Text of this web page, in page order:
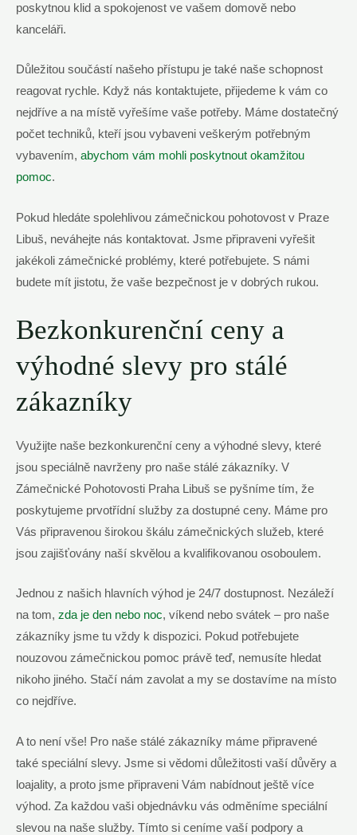
poskytnou klid a spokojenost ve vašem domově nebo
kanceláři.
Důležitou součástí našeho přístupu ⁤je také naše schopnost
reagovat rychle. Když ⁢nás kontaktujete, přijedeme k ‍vám co
nejdříve a na místě vyřešíme vaše ‍potřeby. ⁤Máme dostatečný
počet techniků, kteří jsou ⁢vybaveni veškerým ‍potřebným
vybavením, abychom vám mohli⁤ poskytnout‍ okamžitou
⁣pomoc.
Pokud ⁣hledáte spolehlivou zámečnickou pohotovost‍ v Praze
Libuš,⁢ neváhejte nás kontaktovat. Jsme připraveni vyřešit
jakékoli zámečnické problémy, které potřebujete. S námi
budete⁤ mít jistotu, ⁣že vaše ​bezpečnost je v dobrých rukou.
Bezkonkurenční ceny ​a
výhodné ⁢slevy pro stálé
zákazníky
Využijte naše bezkonkurenční ceny a výhodné slevy, které
‌jsou ‌speciálně navrženy ‍pro naše stálé zákazníky. V​
Zámečnické Pohotovosti Praha Libuš ​se​ pyšníme tím, ‌že‌
poskytujeme ‍prvotřídní služby⁤ za⁤ dostupné ceny. Máme pro
Vás připravenou širokou škálu zámečnických služeb, které
jsou zajišťovány naší skvělou‍ a kvalifikovanou osoboulem.
Jednou z našich⁤ hlavních výhod je 24/7 dostupnost. Nezáleží
na tom,⁤ zda je den nebo noc, víkend nebo⁤ svátek – pro​ naše ​
zákazníky jsme ⁤tu vždy k dispozici. Pokud potřebujete⁣
nouzovou zámečnickou pomoc právě teď, nemusíte hledat
nikoho ⁣jiného. Stačí nám zavolat a my se dostavíme na‌ místo
co nejdříve.
A⁢ to není vše! ‍Pro naše⁢ stálé⁤ zákazníky máme připravené‌
také speciální​ slevy. Jsme si vědomi důležitosti ⁤vaší důvěry a
loajality, ⁣a proto ⁣jsme připraveni‍ Vám nabídnout ještě více
‍výhod. Za každou vaši‌ objednávku vás ​odměníme speciální
⁣slevou‍ na naše služby. ⁣Tímto si ⁣ceníme vaší podpory a